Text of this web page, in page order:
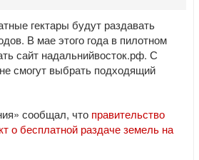
гектары будут раздавать
В мае этого года в пилотном
сайт надальнийвосток.рф. С
смогут выбрать подходящий
сообщал, что правительство
о бесплатной раздаче земель на